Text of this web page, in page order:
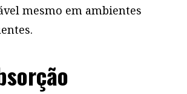
mesmo em ambientes